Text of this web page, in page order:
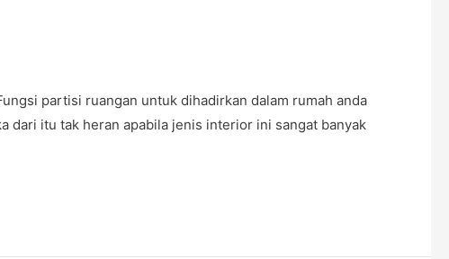
partisi ruangan untuk dihadirkan dalam rumah anda
dari itu tak heran apabila jenis interior ini sangat banyak